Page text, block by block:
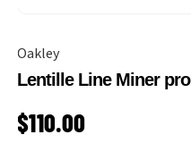
Oakley
Lentille Line Miner pro
PRIX HABITUEL
$110.00